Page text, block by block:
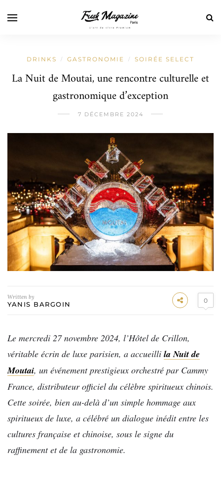
DRINKS / GASTRONOMIE / SOIRÉE SELECT
La Nuit de Moutai, une rencontre culturelle et
gastronomique d’exception
7 DÉCEMBRE 2024
Written by
YANIS BARGOIN 0
Le mercredi 27 novembre 2024, l’Hôtel de Crillon,
véritable écrin de luxe parisien, a accueilli la Nuit de
Moutai, un événement prestigieux orchestré par Cammy
France, distributeur officiel du célèbre spiritueux chinois.
Cette soirée, bien au-delà d’un simple hommage aux
spiritueux de luxe, a célébré un dialogue inédit entre les
cultures française et chinoise, sous le signe du
raffinement et de la gastronomie.